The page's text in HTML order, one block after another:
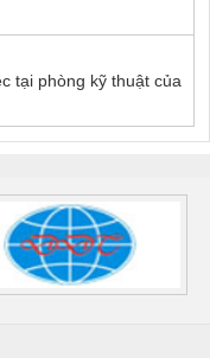
tại phòng kỹ thuật của